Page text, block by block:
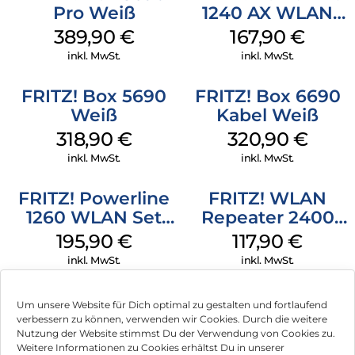
Um unsere Website für Dich optimal zu gestalten und fortlaufend
verbessern zu können, verwenden wir Cookies. Durch die weitere
Nutzung der Website stimmst Du der Verwendung von Cookies zu.
Weitere Informationen zu Cookies erhältst Du in unserer
Damit Videos, Musik und Fotos im Heimnetz ohne
Ladebalken an Smartphone, Tablet und Co. verteilt werden,
setzt die 6890 auf schnelles WLAN AC mit Multi-User MIMO.
Die Datenströme fließen dabei nicht wie bisher
und erzielen so höhere WLAN-Geschwindigkeiten. Die 6890
erreicht Übertragungsraten von bis zu 1.733 MBit/s auf dem
5-GHz-Band und 800 MBit/s auf dem 2,4-GHz-Band.
Überall in Europa einsetzbar:
wollen – flexibel spielt sie mit Multibandunterstützung
überall ihre Stärken aus. Je nach Verfügbarkeit greift sie
automatisch auf alle derzeit in Europa gebräuchlichen
Mobilfunkbänder zu.
FRITZ!OS – da steckt viel drin:
regelmäßig neue Funktionen. Behalten Sie immer den
Überblick mit der zentralen Heimnnetzübersicht. Nutzen Sie
die Kindersicherung, den WLAN-Gastzugang und bleiben Sie
Pro Weiß
389,90 €
inkl. MwSt.
1240 AX WLAN
Set Weiß
167,90€
inkl. MwSt.
FRITZ! Box 5690
Weiß
318,90 €
inkl. MwSt.
FRITZ! Box 6690
Kabel Weiß
320,90 €
inkl. MwSt.
FRITZ! Powerline
1260 WLAN Set
Weiß
195,90 €
inkl. MwSt.
FRITZ! WLAN
Repeater 2400
Weiß
117,90€
inkl. MwSt.
Impressum